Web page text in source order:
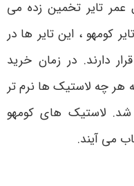
تایر تخمین زده می
کومهو ، این تایر ها در
دارند. در زمان خرید
هر چه لاستیک ها نرم تر
شد. لاستیک های کومهو
می آیند.